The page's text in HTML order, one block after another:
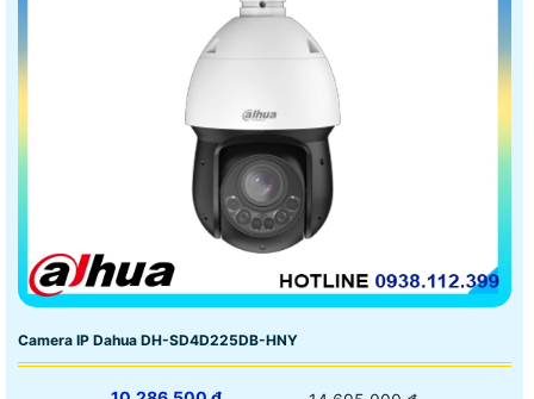
Camera IP Dahua DH-SD4D225DB-HNY